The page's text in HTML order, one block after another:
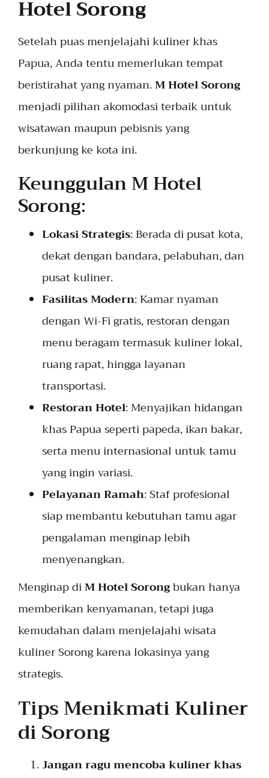
Hotel Sorong
Setelah puas menjelajahi kuliner khas
Papua, Anda tentu memerlukan tempat
beristirahat yang nyaman.M Hotel Sorong
menjadi pilihan akomodasi terbaik untuk
wisatawan maupun pebisnis yang
berkunjung ke kota ini.
Keunggulan M Hotel
Sorong:
Lokasi Strategis: Berada di pusat kota,
dekat dengan bandara, pelabuhan, dan
pusat kuliner.
Fasilitas Modern: Kamar nyaman
dengan Wi-Fi gratis, restoran dengan
menu beragam termasuk kuliner lokal,
ruang rapat, hingga layanan
transportasi.
Restoran Hotel: Menyajikan hidangan
khas Papua seperti papeda, ikan bakar,
serta menu internasional untuk tamu
yang ingin variasi.
Pelayanan Ramah: Staf profesional
siap membantu kebutuhan tamu agar
pengalaman menginap lebih
menyenangkan.
Menginap diM Hotel Sorongbukan hanya
memberikan kenyamanan, tetapi juga
kemudahan dalam menjelajahi wisata
kuliner Sorong karena lokasinya yang
strategis.
Tips Menikmati Kuliner
di Sorong
Jangan ragu mencoba kuliner khas